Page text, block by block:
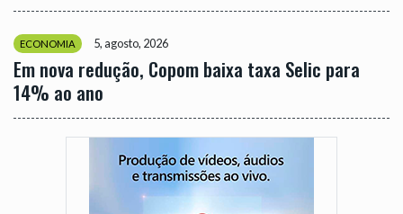
ECONOMIA 5, agosto, 2026
Em nova redução, Copom baixa taxa Selic para
14% ao ano